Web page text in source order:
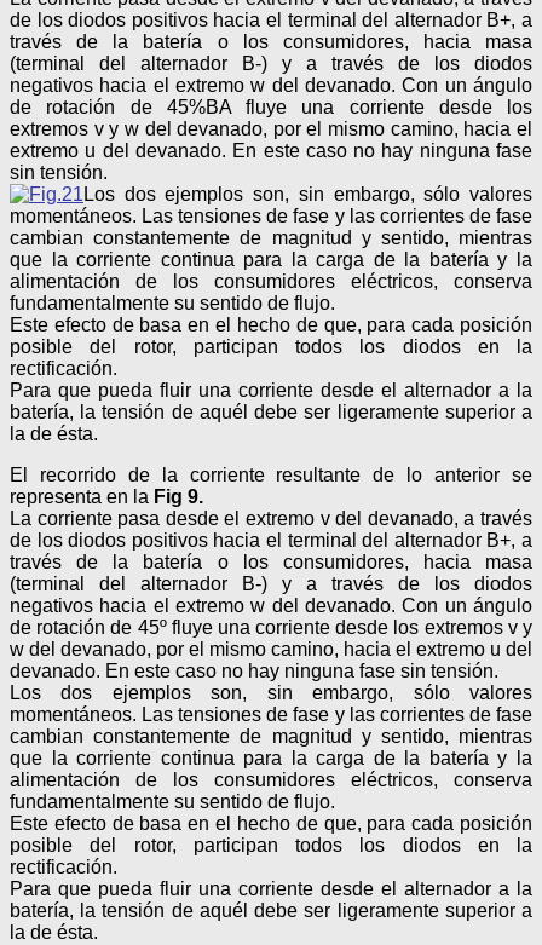
de los diodos positivos hacia el terminal del alternador B+, a
través de la batería o los consumidores, hacia masa
(terminal del alternador B-) y a través de los diodos
negativos hacia el extremo w del devanado. Con un ángulo
de rotación de 45%BA fluye una corriente desde los
extremos v y w del devanado, por el mismo camino, hacia el
extremo u del devanado. En este caso no hay ninguna fase
sin tensión.
Los dos ejemplos son, sin embargo, sólo valores
momentáneos. Las tensiones de fase y las corrientes de fase
cambian constantemente de magnitud y sentido, mientras
que la corriente continua para la carga de la batería y la
alimentación de los consumidores eléctricos, conserva
fundamentalmente su sentido de flujo.
Este efecto de basa en el hecho de que, para cada posición
posible del rotor, participan todos los diodos en la
rectificación.
Para que pueda fluir una corriente desde el alternador a la
batería, la tensión de aquél debe ser ligeramente superior a
la de ésta.
El recorrido de la corriente resultante de lo anterior se
representa en la Fig 9.
La corriente pasa desde el extremo v del devanado, a través
de los diodos positivos hacia el terminal del alternador B+, a
través de la batería o los consumidores, hacia masa
(terminal del alternador B-) y a través de los diodos
negativos hacia el extremo w del devanado. Con un ángulo
de rotación de 45º fluye una corriente desde los extremos v y
w del devanado, por el mismo camino, hacia el extremo u del
devanado. En este caso no hay ninguna fase sin tensión.
Los dos ejemplos son, sin embargo, sólo valores
momentáneos. Las tensiones de fase y las corrientes de fase
cambian constantemente de magnitud y sentido, mientras
que la corriente continua para la carga de la batería y la
alimentación de los consumidores eléctricos, conserva
fundamentalmente su sentido de flujo.
Este efecto de basa en el hecho de que, para cada posición
posible del rotor, participan todos los diodos en la
rectificación.
Para que pueda fluir una corriente desde el alternador a la
batería, la tensión de aquél debe ser ligeramente superior a
la de ésta.